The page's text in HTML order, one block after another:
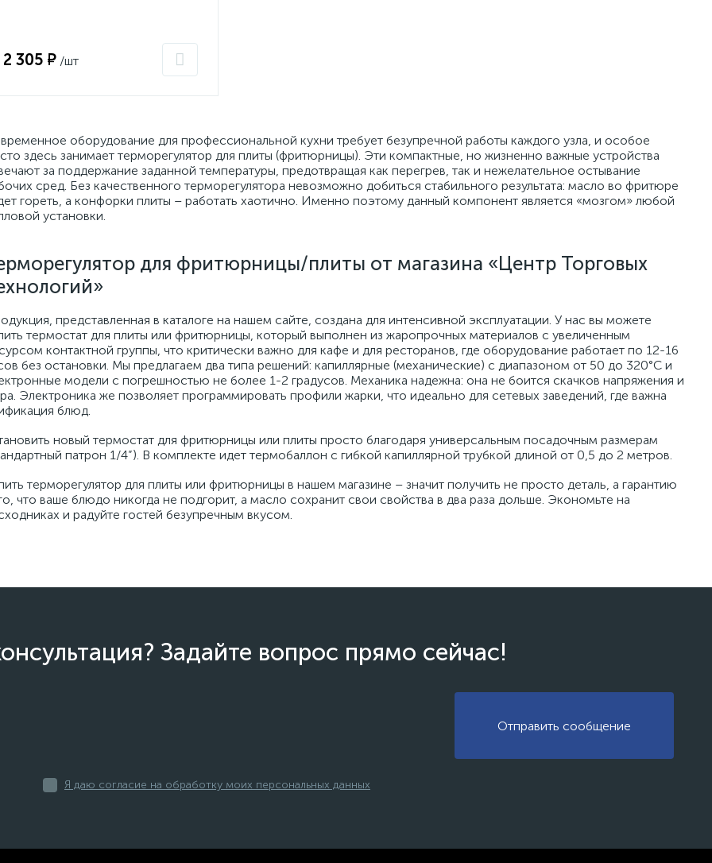
2 305 ₽ /шт
оборудование для профессиональной кухни требует безупречной работы каждого узла, и особое
здесь занимает терморегулятор для плиты (фритюрницы). Эти компактные, но жизненно важные устройства
за поддержание заданной температуры, предотвращая как перегрев, так и нежелательное остывание
сред. Без качественного терморегулятора невозможно добиться стабильного результата: масло во фритюре
гореть, а конфорки плиты – работать хаотично. Именно поэтому данный компонент является «мозгом» любой
установки.
для фритюрницы/плиты от магазина «Центр Торговых
представленная в каталоге на нашем сайте, создана для интенсивной эксплуатации. У нас вы можете
термостат для плиты или фритюрницы, который выполнен из жаропрочных материалов с увеличенным
контактной группы, что критически важно для кафе и для ресторанов, где оборудование работает по 12-16
без остановки. Мы предлагаем два типа решений: капиллярные (механические) с диапазоном от 50 до 320°C и
модели с погрешностью не более 1-2 градусов. Механика надежна: она не боится скачков напряжения и
Электроника же позволяет программировать профили жарки, что идеально для сетевых заведений, где важна
блюд.
новый термостат для фритюрницы или плиты просто благодаря универсальным посадочным размерам
патрон 1/4”). В комплекте идет термобаллон с гибкой капиллярной трубкой длиной от 0,5 до 2 метров.
терморегулятор для плиты или фритюрницы в нашем магазине – значит получить не просто деталь, а гарантию
что ваше блюдо никогда не подгорит, а масло сохранит свои свойства в два раза дольше. Экономьте на
и радуйте гостей безупречным вкусом.
Задайте вопрос прямо сейчас!
Отправить сообщение
Я даю согласие на обработку моих персональных данных